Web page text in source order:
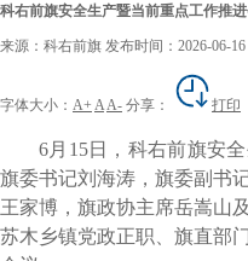
科右前旗安全生产暨当前重点工作推
来源：科右前旗 发布时间：2026-06-16
字体大小： A+ AA- 分享： 打印
6月15日，科右前旗安全
旗委书记刘海涛，旗委副书
王家博，旗政协主席岳嵩山
苏木乡镇党政正职、旗直部